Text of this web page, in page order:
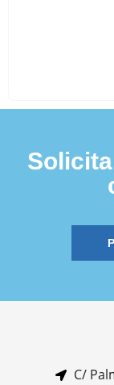
C/